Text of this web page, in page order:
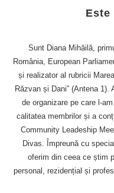
Este
Sunt Diana Mihăilă,
România, European
și realizator al rubricii
Răzvan și Dani” (Antena
de organizare pe care l-
calitatea membrilor și a
Community Leadeship
Divas. Împreună cu
oferim din ceea ce știm
personal, rezidențial și